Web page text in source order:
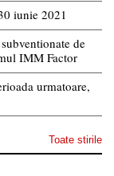
iunie 2021
de
IMM Factor
urmatoare,
Toate stirile